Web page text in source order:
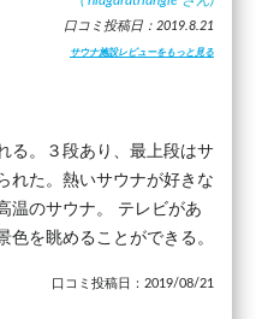
口コミ投稿日：2019.8.21
サウナ施設レビューをもっと見る
る。３段あり、最上段はサ
れた。熱いサウナが好きな
温のサウナ。 テレビがあ
色を眺めることができる。
口コミ投稿日：2019/08/21